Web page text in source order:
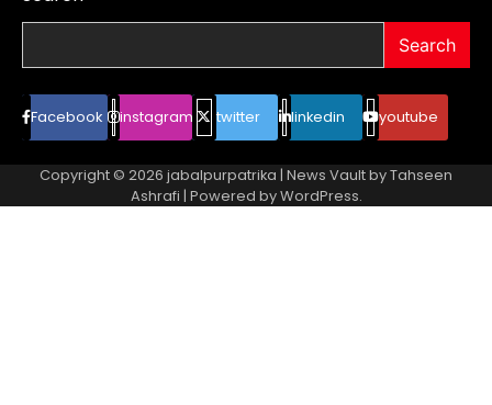
Search
Facebook instagram twitter linkedin youtube
Copyright © 2026 jabalpurpatrika | News Vault byTahseen
Ashrafi | Powered byWordPress.